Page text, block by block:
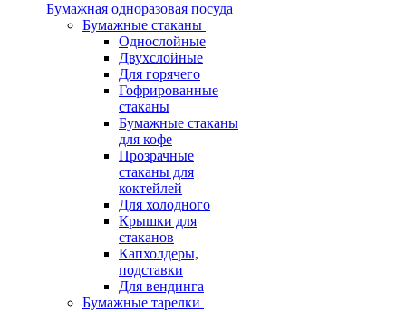
Бумажная одноразовая посуда
Бумажные стаканы
Однослойные
Двухслойные
Для горячего
Гофрированные
стаканы
Бумажные стаканы
для кофе
Прозрачные
стаканы для
коктейлей
Для холодного
Крышки для
стаканов
Капхолдеры,
подставки
Для вендинга
Бумажные тарелки